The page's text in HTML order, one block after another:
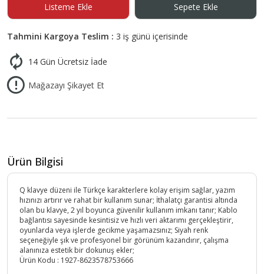
Listeme Ekle Sepete Ekle
Tahmini Kargoya Teslim : 3 iş günü içerisinde
14 Gün Ücretsiz İade
Mağazayı Şikayet Et
Ürün Bilgisi
Q klavye düzeni ile Türkçe karakterlere kolay erişim sağlar, yazım
hızınızı artırır ve rahat bir kullanım sunar; İthalatçı garantisi altında
olan bu klavye, 2 yıl boyunca güvenilir kullanım imkanı tanır; Kablo
bağlantısı sayesinde kesintisiz ve hızlı veri aktarımı gerçekleştirir,
oyunlarda veya işlerde gecikme yaşamazsınız; Siyah renk
seçeneğiyle şık ve profesyonel bir görünüm kazandırır, çalışma
alanınıza estetik bir dokunuş ekler;
Ürün Kodu : 1927-8623578753666